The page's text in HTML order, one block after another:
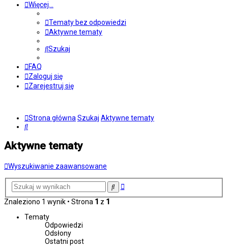
Więcej…
Tematy bez odpowiedzi
Aktywne tematy
Szukaj
FAQ
Zaloguj się
Zarejestruj się
Strona główna Szukaj Aktywne tematy
Szukaj
Aktywne tematy
Wyszukiwanie zaawansowane
SzukajWyszukiwanie
Znaleziono 1 wynik • Strona 1 z 1
Tematy
Odpowiedzi
Odsłony
Ostatni post